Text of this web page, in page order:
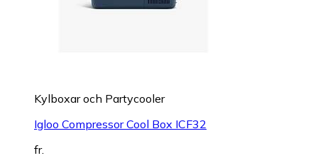
Kylboxar och Partycooler
Igloo Compressor Cool Box ICF32
fr.